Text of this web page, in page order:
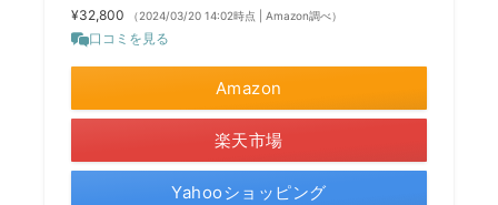
¥32,800
（2024/03/20 14:02時点 | Amazon調べ）
口コミを見る
Amazon
楽天市場
Yahooショッピング